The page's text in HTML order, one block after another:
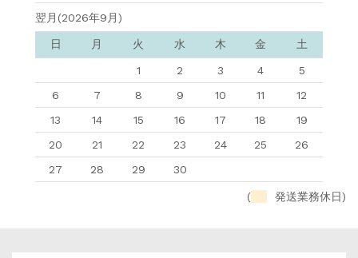
翌月(2026年9月)
日 月 火 水 木 金 土
1 2 3 4
5
6
7 8 9 10 11
12
13
14 15 16 17 18
19
20
21 22 23 24 25
26
27
28 29 30
( 発送業務休日)